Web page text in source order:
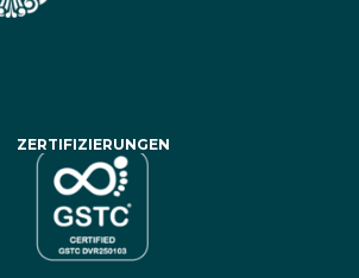
ZERTIFIZIERUNGEN